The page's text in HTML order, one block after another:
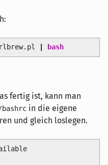
bash
fertig ist, kann man
in die eigene
und gleich loslegen.